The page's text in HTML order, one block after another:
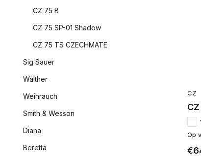
CZ 75 B
CZ 75 SP-01 Shadow
CZ 75 TS CZECHMATE
Sig Sauer
Walther
Weihrauch
Smith & Wesson
Diana
Beretta
CZ
Op